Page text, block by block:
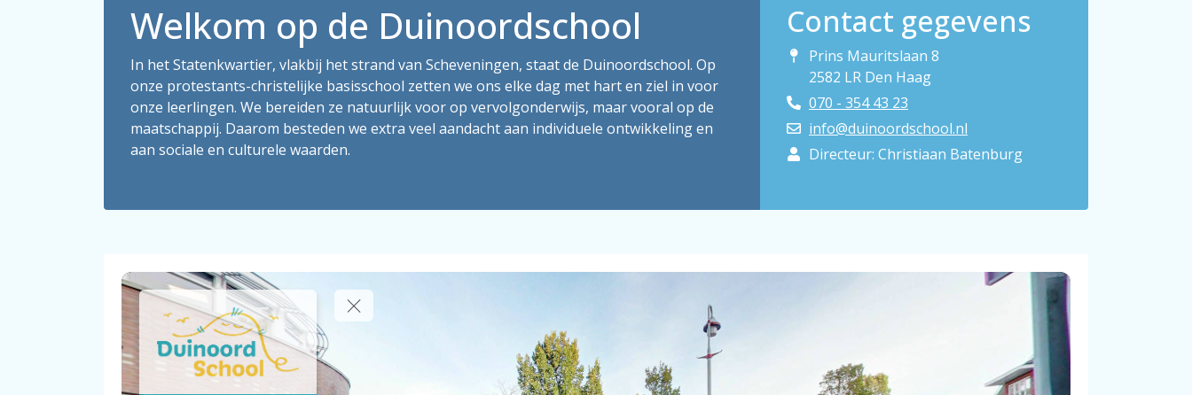
Welkom op de Duinoordschool
In het Statenkwartier, vlakbij het strand van Scheveningen, staat de Duinoordschool. Op
onze protestants-christelijke basisschool zetten we ons elke dag met hart en ziel in voor
onze leerlingen. We bereiden ze natuurlijk voor op vervolgonderwijs, maar vooral op de
maatschappij. Daarom besteden we extra veel aandacht aan individuele ontwikkeling en
aan sociale en culturele waarden.
Contact gegevens
Prins Mauritslaan 8
2582 LR Den Haag
070 - 354 43 23
info@duinoordschool.nl
Directeur: Christiaan Batenburg